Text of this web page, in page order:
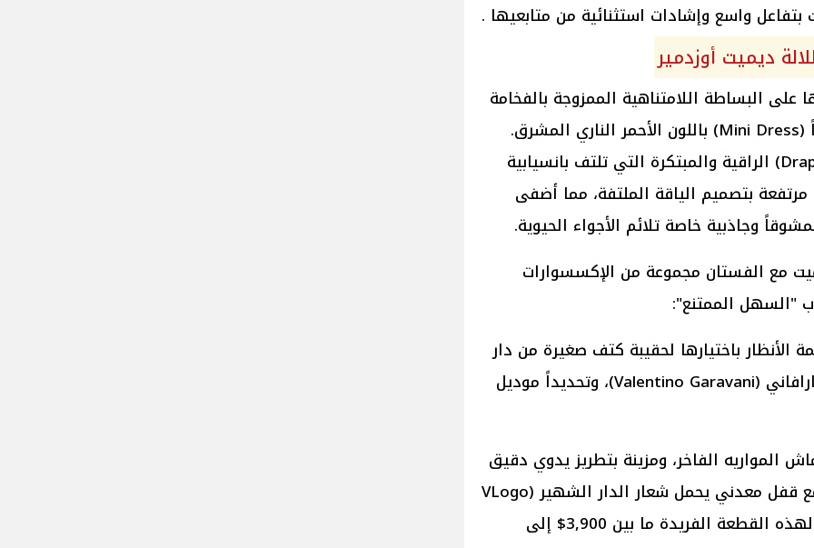
واسع وإشادات استثنائية من متابعيها .
ديميت أوزدمير
البساطة اللامتناهية الممزوجة بالفخامة
العصرية، حيث اختارت فستاناً قصيراً (Mini Dress) باللون الأحمر الناري المشرق.
تميز الفستان بقصة "الدرابيه" (Draped) الراقية والمبتكرة التي تلتف بانسيابية
بتصميم الياقة الملتفة، مما أضفى
وجاذبية خاصة تلائم الأجواء الحيوية.
مع الفستان مجموعة من الإكسسوارات
"السهل الممتنع":
الأنظار باختيارها لحقيبة كتف صغيرة من دار
الأزياء الإيطالية العريقة فالنتينو غارافاني (Valentino Garavani)، وتحديداً موديل
المواريه الفاخر، ومزينة بتطريز يدوي دقيق
لزهور ملونة بالخرز والترتر البراق، مع قفل معدني يحمل شعار الدار الشهير (VLogo
Signature). ويبلغ السعر التقريبي لهذه القطعة الفريدة ما بين 3,900$ إلى